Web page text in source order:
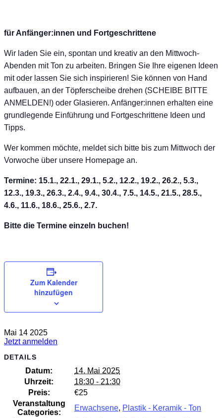
für Anfänger:innen und Fortgeschrittene
Wir laden Sie ein, spontan und kreativ an den Mittwoch-
Abenden mit Ton zu arbeiten. Bringen Sie Ihre eigenen Ideen
mit oder lassen Sie sich inspirieren! Sie können von Hand
aufbauen, an der Töpferscheibe drehen (SCHEIBE BITTE
ANMELDEN!) oder Glasieren. Anfänger:innen erhalten eine
grundlegende Einführung und Fortgeschrittene Ideen und
Tipps.
Wer kommen möchte, meldet sich bitte bis zum Mittwoch der
Vorwoche über unsere Homepage an.
Termine: 15.1., 22.1., 29.1., 5.2., 12.2., 19.2., 26.2., 5.3.,
12.3., 19.3., 26.3., 2.4., 9.4., 30.4., 7.5., 14.5., 21.5., 28.5.,
4.6., 11.6., 18.6., 25.6., 2.7.
Bitte die Termine einzeln buchen!
Zum Kalender
hinzufügen
Mai 14 2025
Jetzt anmelden
DETAILS
Datum:
14. Mai 2025
Uhrzeit:
18:30 - 21:30
Preis:
€25
Veranstaltung
Categories:
Erwachsene, Plastik - Keramik - Ton